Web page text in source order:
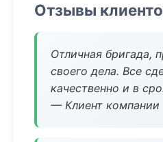
Отзывы
Отличная бригада,
своего дела. Все
качественно и в
— Клиент компании